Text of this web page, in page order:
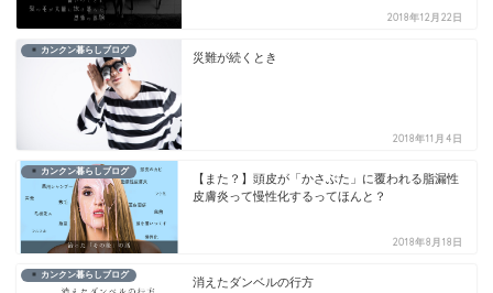
2018年12月22日
カンクン暮らしブログ
災難が続くとき
2018年11月4日
カンクン暮らしブログ
【また？】頭皮が「かさぶた」に覆われる脂漏性
皮膚炎って慢性化するってほんと？
2018年8月18日
カンクン暮らしブログ
消えたダンベルの行方